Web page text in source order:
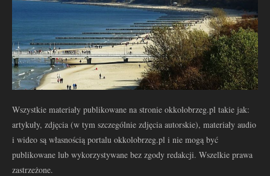
Wszystkie materiały publikowane na stronie okkolobrzeg.pl takie jak:
artykuły, zdjęcia (w tym szczególnie zdjęcia autorskie), materiały audio
i wideo są własnością portalu okkolobrzeg.pl i nie mogą być
publikowane lub wykorzystywane bez zgody redakcji. Wszelkie prawa
zastrzeżone.